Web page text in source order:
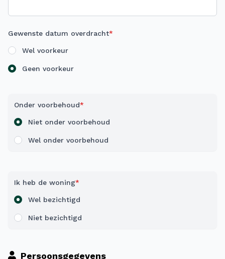
Gewenste datum overdracht*
Wel voorkeur
Geen voorkeur
Onder voorbehoud*
Niet onder voorbehoud
Wel onder voorbehoud
Ik heb de woning*
Wel bezichtigd
Niet bezichtigd
Persoonsgegevens